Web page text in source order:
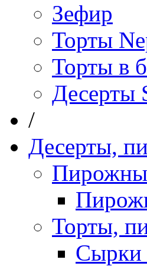
Зефир
Торты
Торты в
Десерты
/
Десерты,
Торты,
Сырки